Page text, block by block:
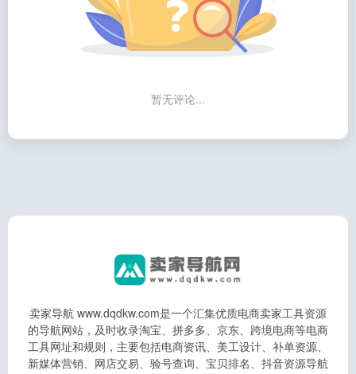
暂无评论...
卖家导航 www.dqdkw.com是一个汇集优质电商卖家工具资源
的导航网站，及时收录淘宝、拼多多、京东、跨境电商等电商
工具网址和规则，主要包括电商资讯、美工设计、补单资源、
新媒体营销、网店交易、验号查询、宝贝排名、抖音资源导航